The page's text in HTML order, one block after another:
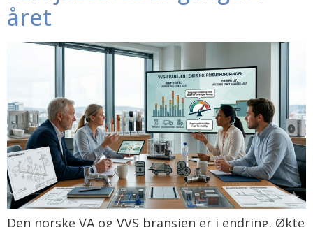
året
Den norske VA og VVS bransjen er i endring. Økte